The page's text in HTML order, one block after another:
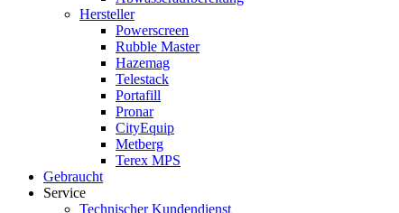
Hersteller
Powerscreen
Rubble Master
Hazemag
Telestack
Portafill
Pronar
CityEquip
Metberg
Terex MPS
Gebraucht
Service
Technischer Kundendienst